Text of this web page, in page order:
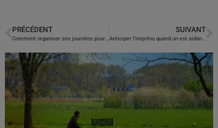
PRÉCÉDENT
Comment organiser ses journées pour ne pas s’épuiser
SUIVANT
Anticiper l’imprévu quand on est aidant : connaître les solutions de secours